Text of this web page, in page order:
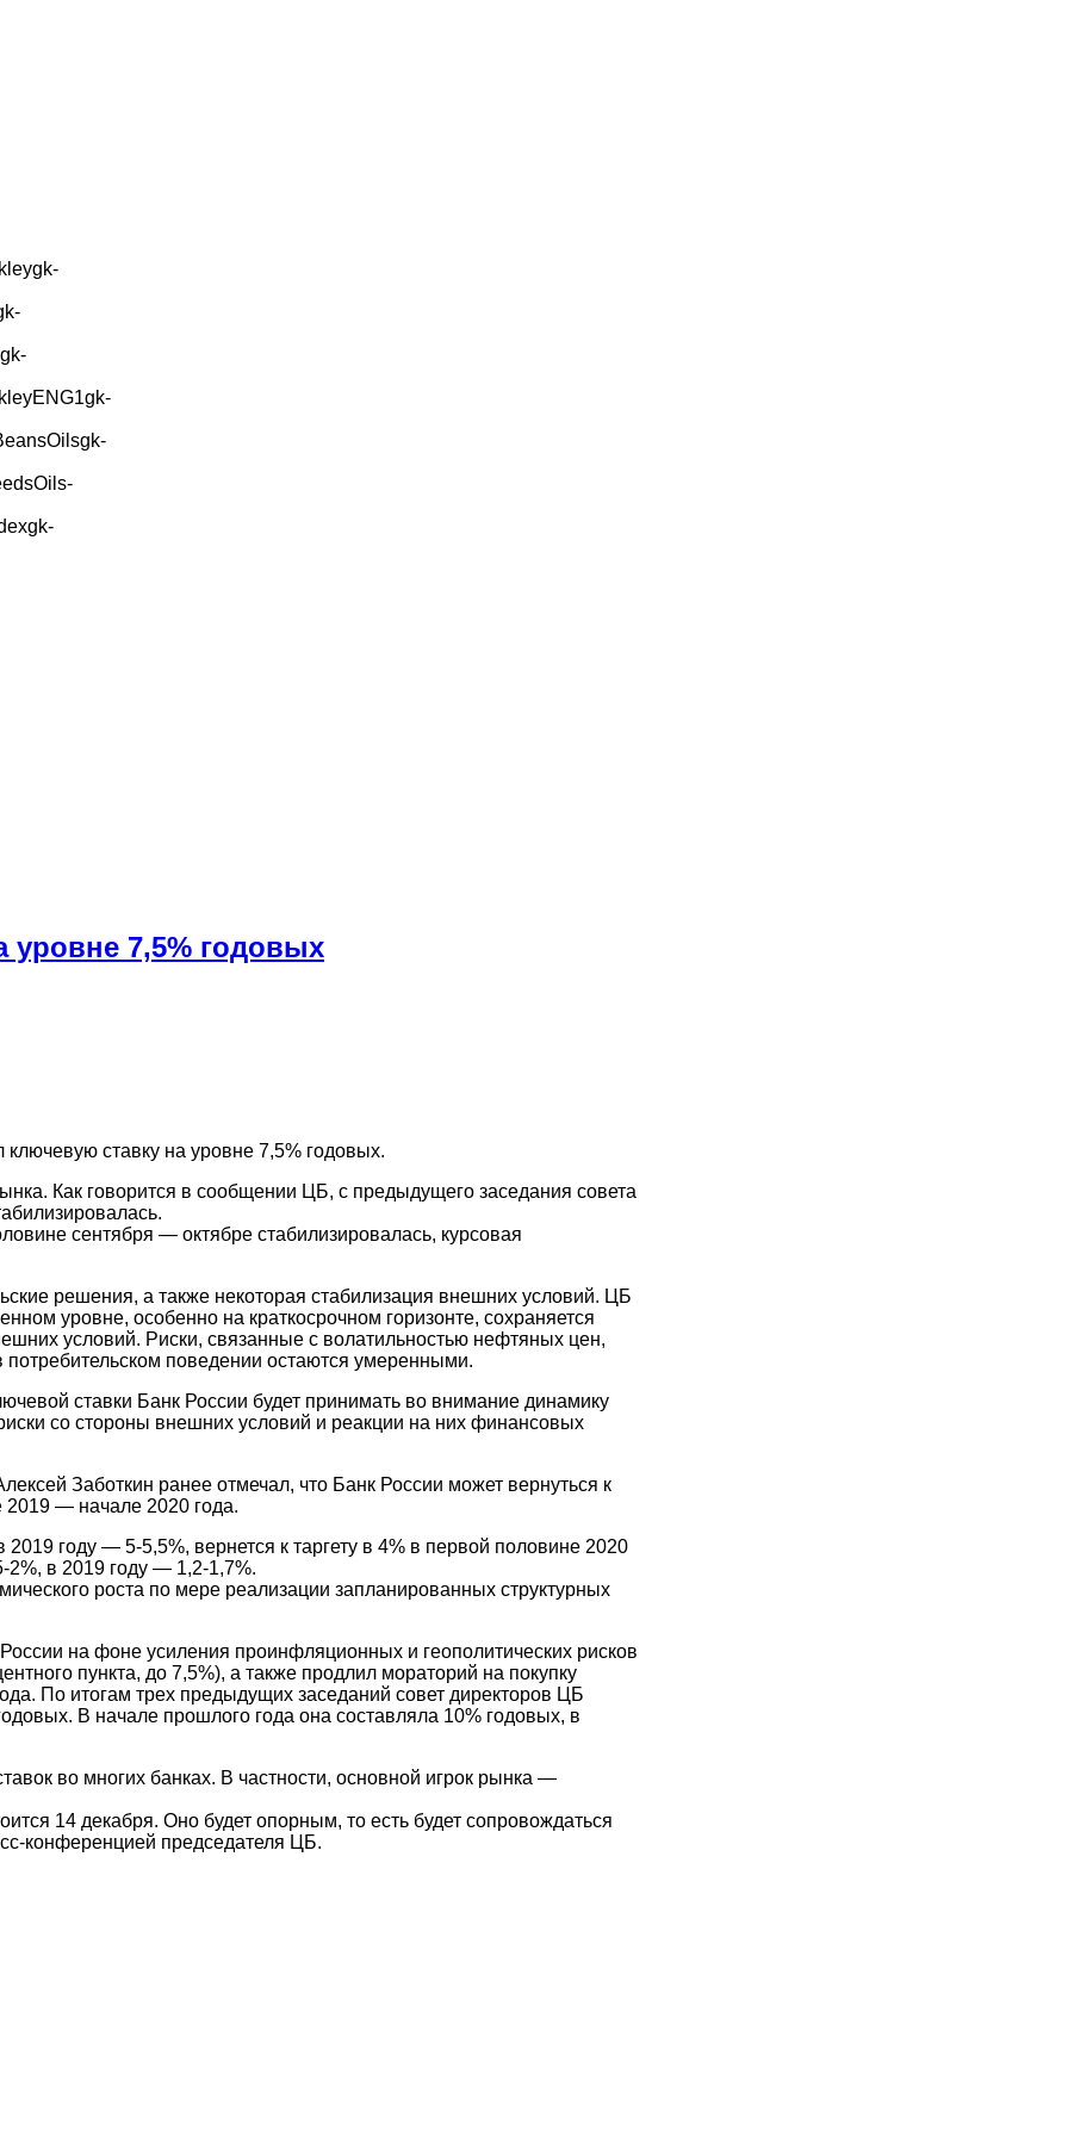
7,5% годовых
ставку на уровне 7,5% годовых.
Как говорится в сообщении ЦБ, с предыдущего заседания совета
сентября — октябре стабилизировалась, курсовая
решения, а также некоторая стабилизация внешних условий. ЦБ
уровне, особенно на краткосрочном горизонте, сохраняется
условий. Риски, связанные с волатильностью нефтяных цен,
поведении остаются умеренными.
ставки Банк России будет принимать во внимание динамику
со стороны внешних условий и реакции на них финансовых
Заботкин ранее отмечал, что Банк России может вернуться к
2019 — начале 2020 года.
году — 5-5,5%, вернется к таргету в 4% в первой половине 2020
2%, в 2019 году — 1,2-1,7%.
роста по мере реализации запланированных структурных
на фоне усиления проинфляционных и геополитических рисков
пункта, до 7,5%), а также продлил мораторий на покупку
По итогам трех предыдущих заседаний совет директоров ЦБ
В начале прошлого года она составляла 10% годовых, в
во многих банках. В частности, основной игрок рынка —
14 декабря. Оно будет опорным, то есть будет сопровождаться
конференцией председателя ЦБ.